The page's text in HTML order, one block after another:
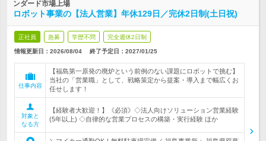
ンダード市場上場
ロボット事業の【法人営業】年休129日／完休2日制(土日祝)
正社員 急募 学歴不問 完全週休2日制
情報更新日：2026/08/04 終了予定日： 2027/01/25
仕事内容
【福島第一原発の廃炉という前例のない課題にロボットで挑む】
当社の「営業職」として、戦略策定から提案・導入まで幅広くお
任せします！
対象と
なる方
【経験者大歓迎！】《必須》◇法人向けソリューション営業経験
(5年以上) ◇自律的な営業プロセスの構築・実行経験 ほか